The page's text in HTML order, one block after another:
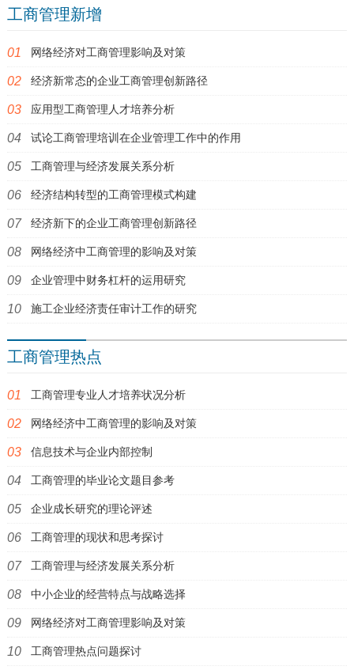
工商管理新增
网络经济对工商管理影响及对策
经济新常态的企业工商管理创新路径
应用型工商管理人才培养分析
试论工商管理培训在企业管理工作中的作用
工商管理与经济发展关系分析
经济结构转型的工商管理模式构建
经济新下的企业工商管理创新路径
网络经济中工商管理的影响及对策
企业管理中财务杠杆的运用研究
施工企业经济责任审计工作的研究
工商管理热点
工商管理专业人才培养状况分析
网络经济中工商管理的影响及对策
信息技术与企业内部控制
工商管理的毕业论文题目参考
企业成长研究的理论评述
工商管理的现状和思考探讨
工商管理与经济发展关系分析
中小企业的经营特点与战略选择
网络经济对工商管理影响及对策
工商管理热点问题探讨